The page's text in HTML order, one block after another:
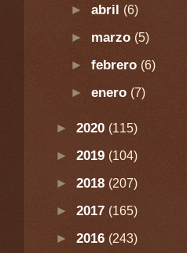
►abril (6)
► marzo (5)
►febrero (6)
►enero (7)
► 2020 (115)
► 2019 (104)
► 2018 (207)
► 2017 (165)
► 2016 (243)